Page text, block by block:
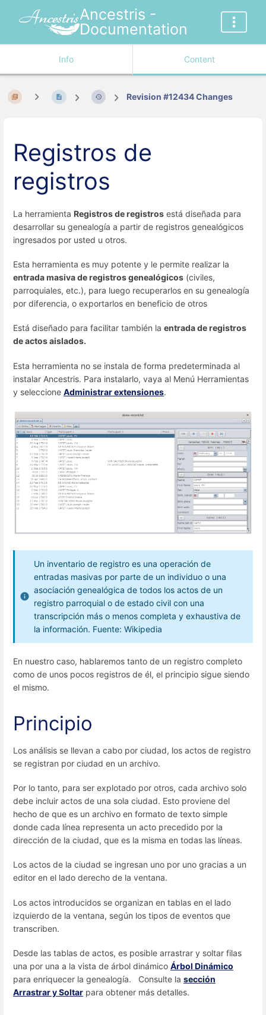
Ancestris -
Documentation
Info Content
Revision #12434 Changes
Registros de
registros
La herramienta Registros de registros está diseñada para
desarrollar su genealogía a partir de registros genealógicos
ingresados por usted u otros.
Esta herramienta es muy potente y le permite realizar la
entrada masiva de registros genealógicos (civiles,
parroquiales, etc.), para luego recuperarlos en su genealogía
por diferencia, o exportarlos en beneficio de otros
Está diseñado para facilitar también la entrada de registros
de actos aislados.
Esta herramienta no se instala de forma predeterminada al
instalar Ancestris. Para instalarlo, vaya al Menú Herramientas
y seleccione Administrar extensiones.
Un inventario de registro es una operación de
entradas masivas por parte de un individuo o una
asociación genealógica de todos los actos de un
registro parroquial o de estado civil con una
transcripción más o menos completa y exhaustiva de
la información. Fuente: Wikipedia
En nuestro caso, hablaremos tanto de un registro completo
como de unos pocos registros de él, el principio sigue siendo
el mismo.
Principio
Los análisis se llevan a cabo por ciudad, los actos de registro
se registran por ciudad en un archivo.
Por lo tanto, para ser explotado por otros, cada archivo solo
debe incluir actos de una sola ciudad. Esto proviene del
hecho de que es un archivo en formato de texto simple
donde cada línea representa un acto precedido por la
dirección de la ciudad, que es la misma en todas las líneas.
Los actos de la ciudad se ingresan uno por uno gracias a un
editor en el lado derecho de la ventana.
Los actos introducidos se organizan en tablas en el lado
izquierdo de la ventana, según los tipos de eventos que
transcriben.
Desde las tablas de actos, es posible arrastrar y soltar filas
una por una a la vista de árbol dinámico Árbol Dinámico
para enriquecer la genealogía. Consulte la sección
Arrastrar y Soltar para obtener más detalles.